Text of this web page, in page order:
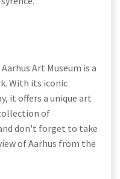
Aarhus Art Museum is a
With its iconic
it offers a unique art
of
don't forget to take
of Aarhus from the